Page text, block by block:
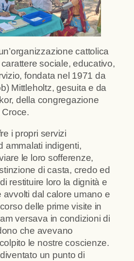
cattolica
sociale, educativo,
fondata nel 1971 da
Mittleholtz, gesuita e da
della congregazione
i propri servizi
ammalati indigenti,
le loro sofferenze,
di casta, credo ed
restituire loro la dignità e
avvolti dal calore umano e
delle prime visite in
versava in condizioni di
che avevano
le nostre coscienze.
un punto di